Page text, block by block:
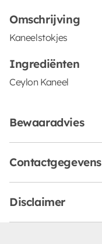
Omschrijving
Kaneelstokjes
Ingrediënten
Ceylon Kaneel
Bewaaradvies
Contactgegevens
Disclaimer